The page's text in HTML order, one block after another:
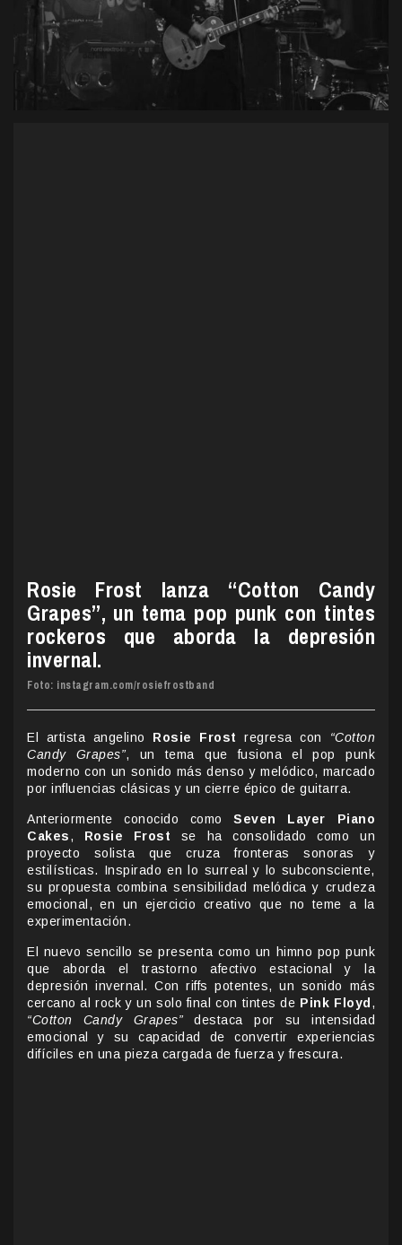
Rosie Frost lanza “Cotton Candy
Grapes”, un tema pop punk con tintes
rockeros que aborda la depresión
invernal.
Foto: instagram.com/rosiefrostband
El artista angelino Rosie Frost regresa con “Cotton
Candy Grapes”, un tema que fusiona el pop punk
moderno con un sonido más denso y melódico, marcado
por influencias clásicas y un cierre épico de guitarra.
Anteriormente conocido comoSeven Layer Piano
Cakes, Rosie Frost se ha consolidado como un
proyecto solista que cruza fronteras sonoras y
estilísticas. Inspirado en lo surreal y lo subconsciente,
su propuesta combina sensibilidad melódica y crudeza
emocional, en un ejercicio creativo que no teme a la
experimentación.
El nuevo sencillo se presenta como un himno pop punk
que aborda el trastorno afectivo estacional y la
depresión invernal. Con riffs potentes, un sonido más
cercano al rock y un solo final con tintes de Pink Floyd ,
“Cotton Candy Grapes” destaca por su intensidad
emocional y su capacidad de convertir experiencias
difíciles en una pieza cargada de fuerza y frescura.